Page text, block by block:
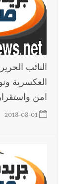
العكسرية
امن
2018-08-01